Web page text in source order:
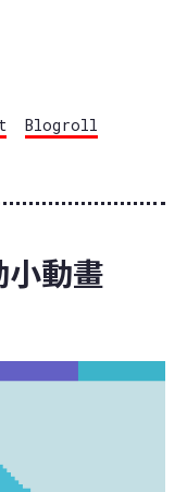
Blogroll
動畫